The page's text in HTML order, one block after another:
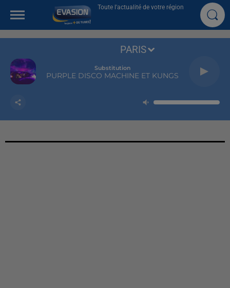
Toute l'actualité de votre région
Substitution
PURPLE DISCO MACHINE ET KUNGS
PARIS